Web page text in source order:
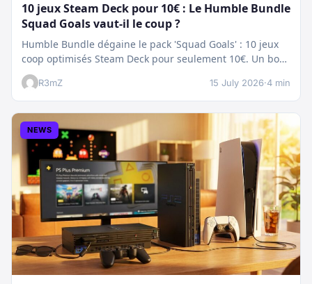
10 jeux Steam Deck pour 10€ : Le Humble Bundle
Squad Goals vaut-il le coup ?
Humble Bundle dégaine le pack 'Squad Goals' : 10 jeux
coop optimisés Steam Deck pour seulement 10€. Un bon
plan…
R3mZ 15 July 2026·4 min
NEWS